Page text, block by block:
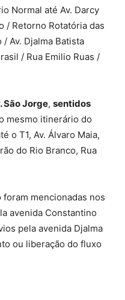
Normal até Av. Darcy
/ Retorno Rotatória das
Av. Djalma Batista
/ Rua Emilio Ruas /
São Jorge, sentidos
mesmo itinerário do
o T1, Av. Álvaro Maia,
do Rio Branco, Rua
mencionadas nos
avenida Constantino
pela avenida Djalma
ou liberação do fluxo